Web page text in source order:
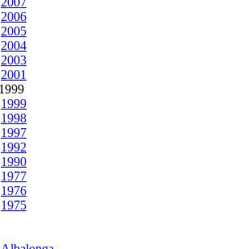
2006
2005
2004
2003
2001
1999
1998
1997
1992
1990
1977
1976
1975